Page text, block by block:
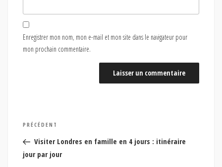
Enregistrer mon nom, mon e-mail et mon site dans le navigateur pour
mon prochain commentaire.
Navigation
de
l’article
Article
précédent
PRÉCÉDENT
Visiter Londres en famille en 4 jours : itinéraire
jour par jour